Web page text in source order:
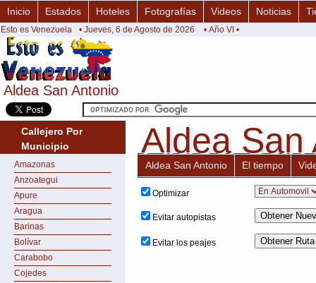
Aldea San Antonio
Aldea San Antonio
Inicio Estados Hoteles Fotografías Videos Noticias
Esto es Venezuela • Jueves, 6 de Agosto de 2026 • Año VI •
Callejero Por
Municipio
Amazonas
Anzoategui
Apure
Aragua
Barinas
Bolívar
Carabobo
Cojedes
Aldea
Aldea San
Aldea San Antonio El tiempo
Optimizar
Evitar autopistas
Evitar los peajes